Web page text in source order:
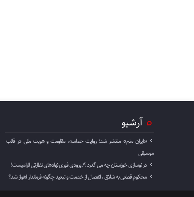
آرشیو
«ایران منم» منتشر شد؛ روایت حماسه، مقاومت و هویت ملی در قالب
موسیقی
در نوسازی خوزستان چه می گذرد ؟/ ورودی فوری نهادهای نظارتی الزامیست!
محکوم قطعی به شلاق ، انفصال از خدمت و تبعید چگونه فرماندار اهواز شد؟